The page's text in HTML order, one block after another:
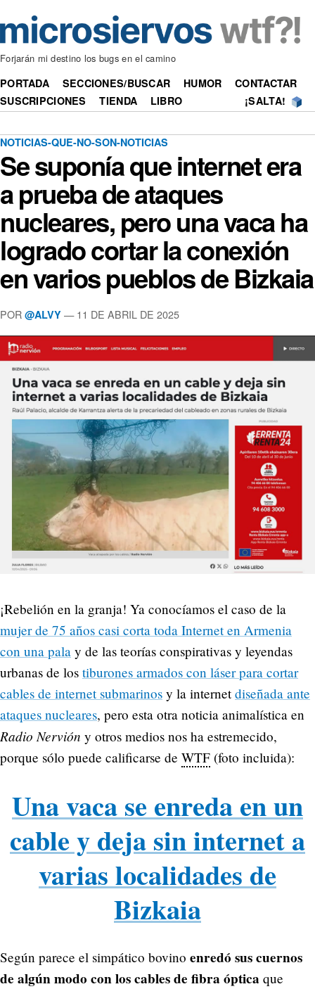
Forjarán mi destino los bugs en el camino
PORTADA SECCIONES/BUSCAR HUMOR
CONTACTAR
SUSCRIPCIONES
TIENDA LIBRO ¡SALTA!
NOTICIAS-QUE-NO-SON-NOTICIAS
Se suponía que internet era
a prueba de ataques
nucleares, pero una vaca ha
logrado cortar la conexión
en varios pueblos de Bizkaia
POR @ALVY —11 DE ABRIL DE 2025
¡Rebelión en la granja! Ya conocíamos el caso de la
mujer de 75 años casi corta toda Internet en Armenia
con una pala y de las teorías conspirativas y leyendas
urbanas de los tiburones armados con láser para cortar
cables de internet submarinos y la internetdiseñada ante
ataques nucleares, pero esta otra noticia animalística en
Radio Nervión y otros medios nos ha estremecido,
porque sólo puede calificarse de WTF (foto incluida):
Una vaca se enreda en un
cable y deja sin internet a
varias localidades de
Bizkaia
Según parece el simpático bovino enredó sus cuernos
de algún modo con los cables de fibra óptica que